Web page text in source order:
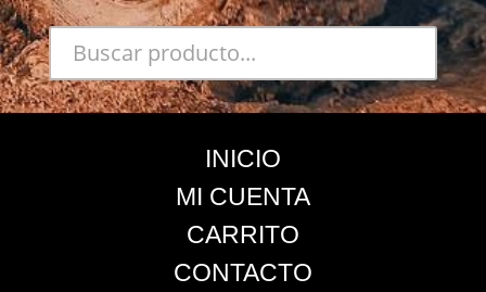
INICIO
MI CUENTA
CARRITO
CONTACTO